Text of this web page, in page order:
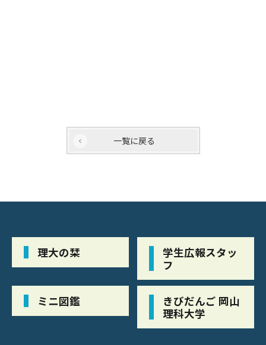
一覧に戻る
理大の栞
学生広報スタッ
フ
ミニ図鑑
きびだんご 岡山
理科大学